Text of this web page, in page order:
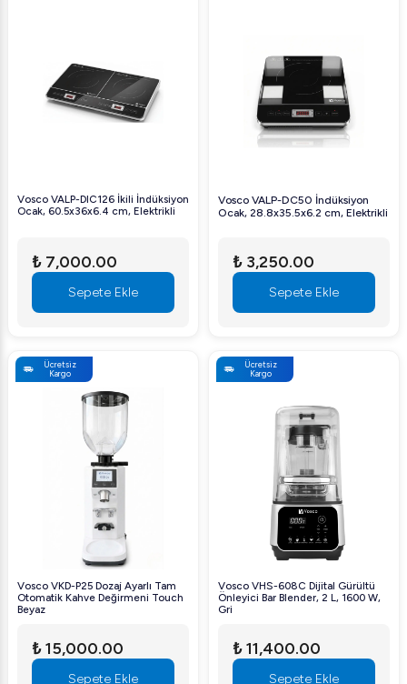
Vosco VALP-DIC126 İkili İndüksiyon
Ocak, 60.5x36x6.4 cm, Elektrikli
₺ 7,000.00
Sepete Ekle
Vosco VALP-DC50 İndüksiyon
Ocak, 28.8x35.5x6.2 cm, Elektrikli
₺ 3,250.00
Sepete Ekle
Ücretsiz
Kargo
Vosco VKD-P25 Dozaj Ayarlı Tam
Otomatik Kahve Değirmeni Touch
Beyaz
₺ 15,000.00
Sepete Ekle
Ücretsiz
Kargo
Vosco VHS-608C Dijital Gürültü
Önleyici Bar Blender, 2 L, 1600 W,
Gri
₺ 11,400.00
Sepete Ekle